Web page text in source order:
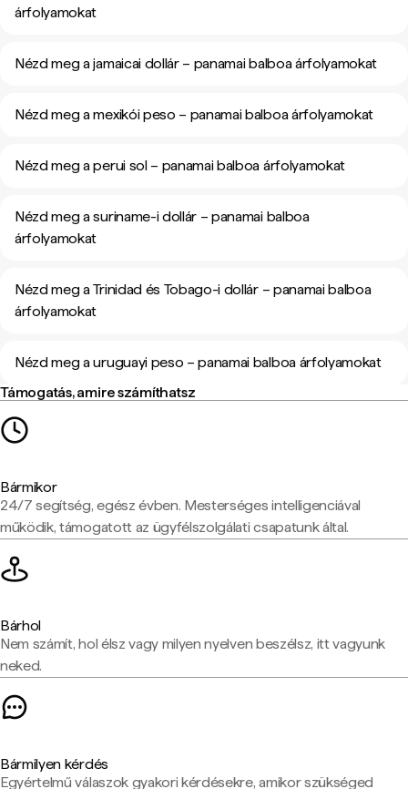
árfolyamokat
Nézd meg a jamaicai dollár – panamai balboa árfolyamokat
Nézd meg a mexikói peso – panamai balboa árfolyamokat
Nézd meg a perui sol – panamai balboa árfolyamokat
Nézd meg a suriname-i dollár – panamai balboa
árfolyamokat
Nézd meg a Trinidad és Tobago-i dollár – panamai balboa
árfolyamokat
Nézd meg a uruguayi peso – panamai balboa árfolyamokat
Támogatás, amire számíthatsz
Bármikor
24/7 segítség, egész évben. Mesterséges intelligenciával
működik, támogatott az ügyfélszolgálati csapatunk által.
Bárhol
Nem számít, hol élsz vagy milyen nyelven beszélsz, itt vagyunk
neked.
Bármilyen kérdés
Egyértelmű válaszok gyakori kérdésekre, amikor szükséged